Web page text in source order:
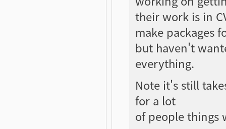
their work is in
make packages
but haven't
everything.
Note it's still
for a lot
of people things